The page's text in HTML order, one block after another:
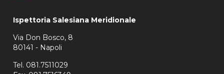
Ispettoria Salesiana Meridionale
Via Don Bosco, 8
80141 - Napoli
Tel. 081.7511029